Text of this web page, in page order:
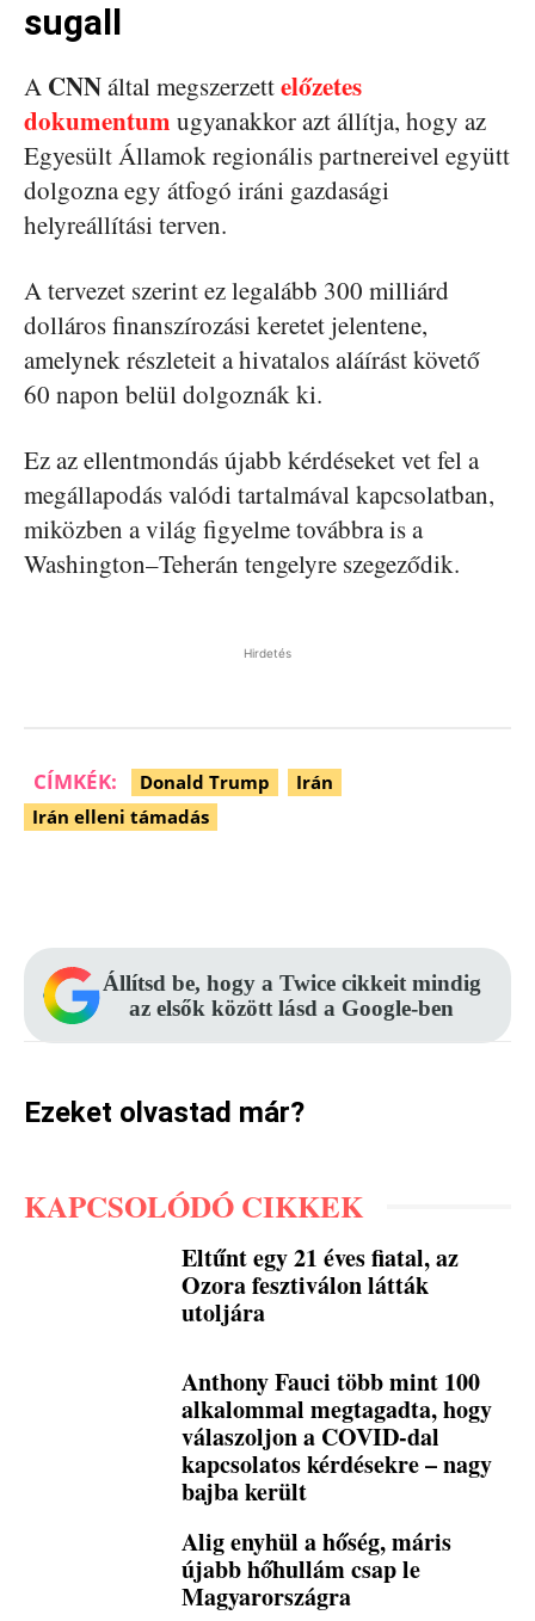
sugall
A CNNáltal megszerzettelőzetes
dokumentum ugyanakkor azt állítja, hogy az
Egyesült Államok regionális partnereivel együtt
dolgozna egy átfogó iráni gazdasági
helyreállítási terven.
A tervezet szerint ez legalább 300 milliárd
dolláros finanszírozási keretet jelentene,
amelynek részleteit a hivatalos aláírást követő
60 napon belül dolgoznák ki.
Ez az ellentmondás újabb kérdéseket vet fel a
megállapodás valódi tartalmával kapcsolatban,
miközben a világ figyelme továbbra is a
Washington–Teherán tengelyre szegeződik.
Hirdetés
CÍMKÉK: Donald Trump
Irán
Irán elleni támadás
Állítsd be, hogy a Twice cikkeit mindig
az elsők között lásd a Google-ben
Ezeket olvastad már?
KAPCSOLÓDÓ CIKKEK
Eltűnt egy 21 éves fiatal, az
Ozora fesztiválon látták
utoljára
Anthony Fauci több mint 100
alkalommal megtagadta, hogy
válaszoljon a COVID-dal
kapcsolatos kérdésekre – nagy
bajba került
Alig enyhül a hőség, máris
újabb hőhullám csap le
Magyarországra